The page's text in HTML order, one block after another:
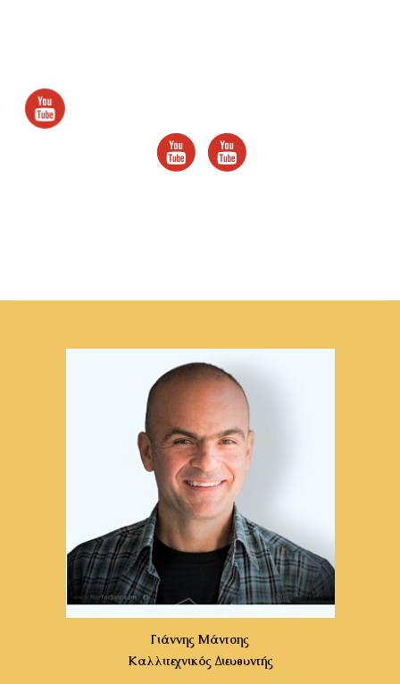
Γιάννης Μάντσης
Καλλιτεχνικός Διευθυντής